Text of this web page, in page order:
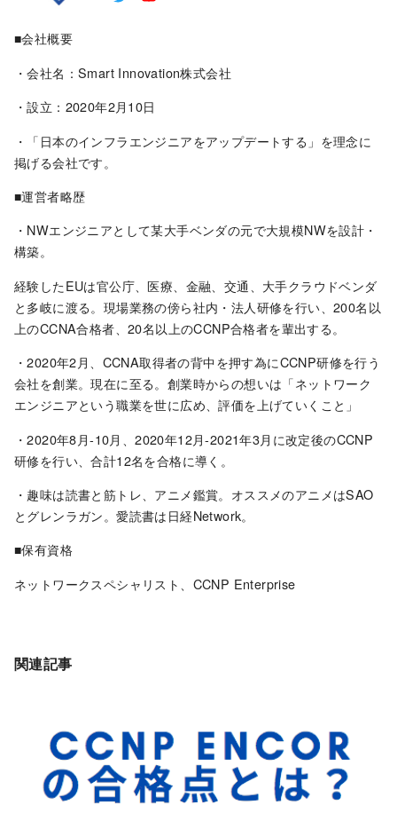
■会社概要
・会社名：Smart Innovation株式会社
・設立：2020年2月10日
・「日本のインフラエンジニアをアップデートする」を理念に
掲げる会社です。
■運営者略歴
・NWエンジニアとして某大手ベンダの元で大規模NWを設計・
構築。
経験したEUは官公庁、医療、金融、交通、大手クラウドベンダ
と多岐に渡る。現場業務の傍ら社内・法人研修を行い、200名以
上のCCNA合格者、20名以上のCCNP合格者を輩出する。
・2020年2月、CCNA取得者の背中を押す為にCCNP研修を行う
会社を創業。現在に至る。創業時からの想いは「ネットワーク
エンジニアという職業を世に広め、評価を上げていくこと」
・2020年8月-10月、2020年12月-2021年3月に改定後のCCNP
研修を行い、合計12名を合格に導く。
・趣味は読書と筋トレ、アニメ鑑賞。オススメのアニメはSAO
とグレンラガン。愛読書は日経Network。
■保有資格
ネットワークスペシャリスト、CCNP Enterprise
関連記事